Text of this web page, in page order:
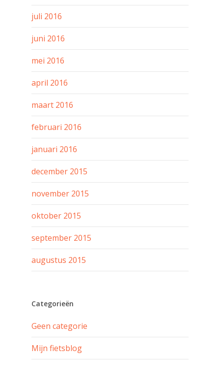
juli 2016
juni 2016
mei 2016
april 2016
maart 2016
februari 2016
januari 2016
december 2015
november 2015
oktober 2015
september 2015
augustus 2015
Categorieën
Geen categorie
Mijn fietsblog